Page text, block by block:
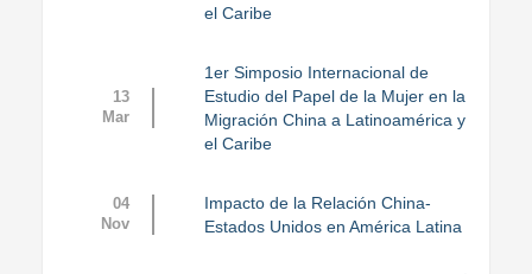
el Caribe
13
Mar
1er Simposio Internacional de
Estudio del Papel de la Mujer en la
Migración China a Latinoamérica y
el Caribe
04
Nov
Impacto de la Relación China-
Estados Unidos en América Latina